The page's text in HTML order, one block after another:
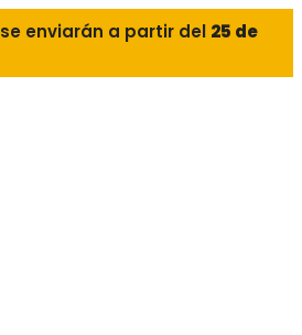
se enviarán a partir del 25 de